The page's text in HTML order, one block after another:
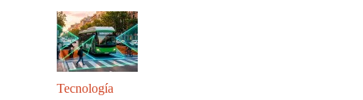
Tecnología